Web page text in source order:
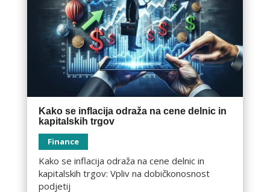
Kako se inflacija odraža na cene delnic in
kapitalskih trgov
Finance
Kako se inflacija odraža na cene delnic in
kapitalskih trgov: Vpliv na dobičkonosnost
podjetij